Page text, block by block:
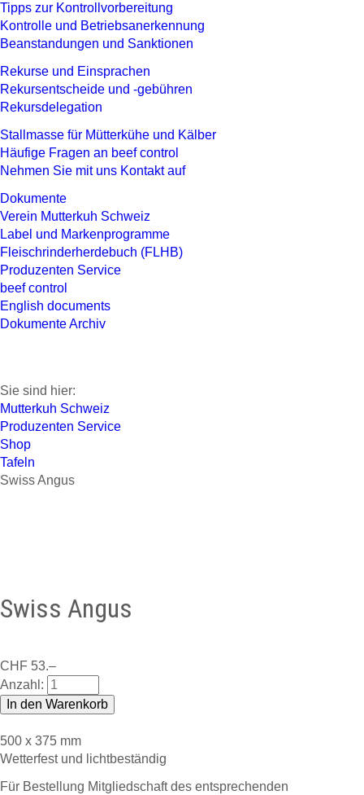
Tipps zur Kontrollvorbereitung
Kontrolle und Betriebsanerkennung
Beanstandungen und Sanktionen
Rekurse und Einsprachen
Rekursentscheide und -gebühren
Rekursdelegation
Stallmasse für Mütterkühe und Kälber
Häufige Fragen an beef control
Nehmen Sie mit uns Kontakt auf
Dokumente
Verein Mutterkuh Schweiz
Label und Markenprogramme
Fleischrinderherdebuch (FLHB)
Produzenten Service
beef control
English documents
Dokumente Archiv
Sie sind hier:
Mutterkuh Schweiz
Produzenten Service
Shop
Tafeln
Swiss Angus
Swiss Angus
CHF 53.–
Anzahl:
500 x 375 mm
Wetterfest und lichtbeständig
Für Bestellung Mitgliedschaft des entsprechenden